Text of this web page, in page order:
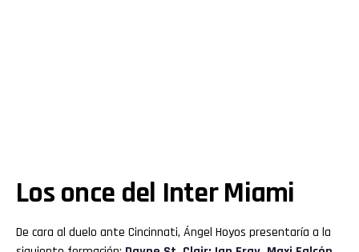
Los once del Inter Miami
De cara al duelo ante Cincinnati, Ángel Hoyos presentaría a la